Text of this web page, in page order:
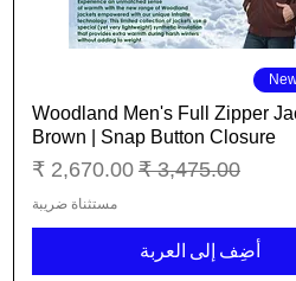
Woodland Men's Full Zipper
Brown | Snap Button Closure
سعر عادي سعر البيع
مستثناة ضريبة
أضِف إلى العربة